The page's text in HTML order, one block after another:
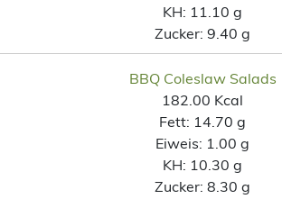
KH: 11.10 g
Zucker: 9.40 g
BBQ Coleslaw Salads
182.00 Kcal
Fett: 14.70 g
Eiweis: 1.00 g
KH: 10.30 g
Zucker: 8.30 g